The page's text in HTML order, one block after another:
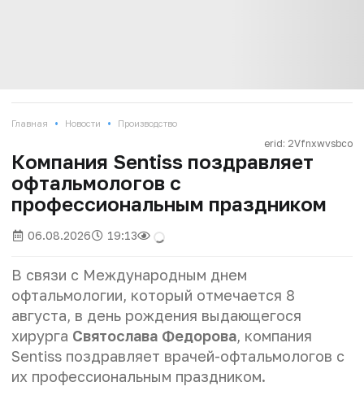
Главная • Новости • Производство
erid: 2Vfnxwvsbco
Компания Sentiss поздравляет
офтальмологов с
профессиональным праздником
06.08.2026 19:13
В связи с Международным днем
офтальмологии, который отмечается 8
августа, в день рождения выдающегося
хирурга Святослава Федорова, компания
Sentiss поздравляет врачей-офтальмологов с
их профессиональным праздником.